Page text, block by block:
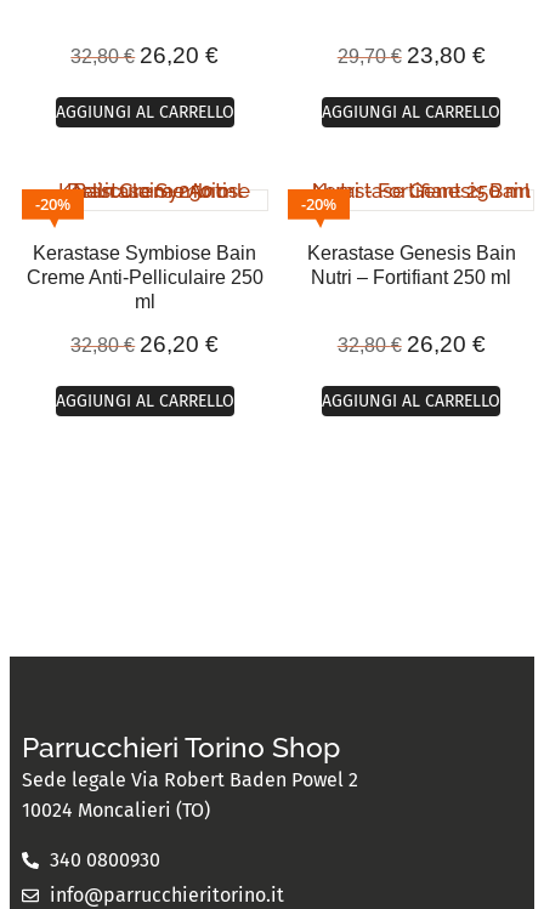
32,80€ 26,20€
AGGIUNGI AL CARRELLO
29,70€ 23,80 €
AGGIUNGI AL CARRELLO
Kerastase Symbiose Bain
Creme Anti-Pelliculaire 250
ml
32,80€ 26,20€
AGGIUNGI AL CARRELLO
Kerastase Genesis Bain
Nutri – Fortifiant 250 ml
32,80€ 26,20 €
AGGIUNGI AL CARRELLO
Parrucchieri Torino Shop
Sede legale Via Robert Baden Powel 2
10024 Moncalieri (TO)
340 0800930
info@parrucchieritorino.it
20% 20%